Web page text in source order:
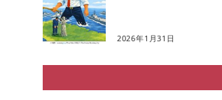
2026年1月31日